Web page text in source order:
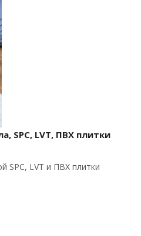
SPC, LVT, ПВХ плитки
SPC, LVT и ПВХ плитки